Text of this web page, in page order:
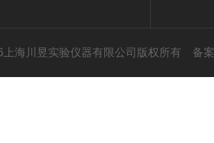
上海川昱实验仪器有限公司版权所有 备